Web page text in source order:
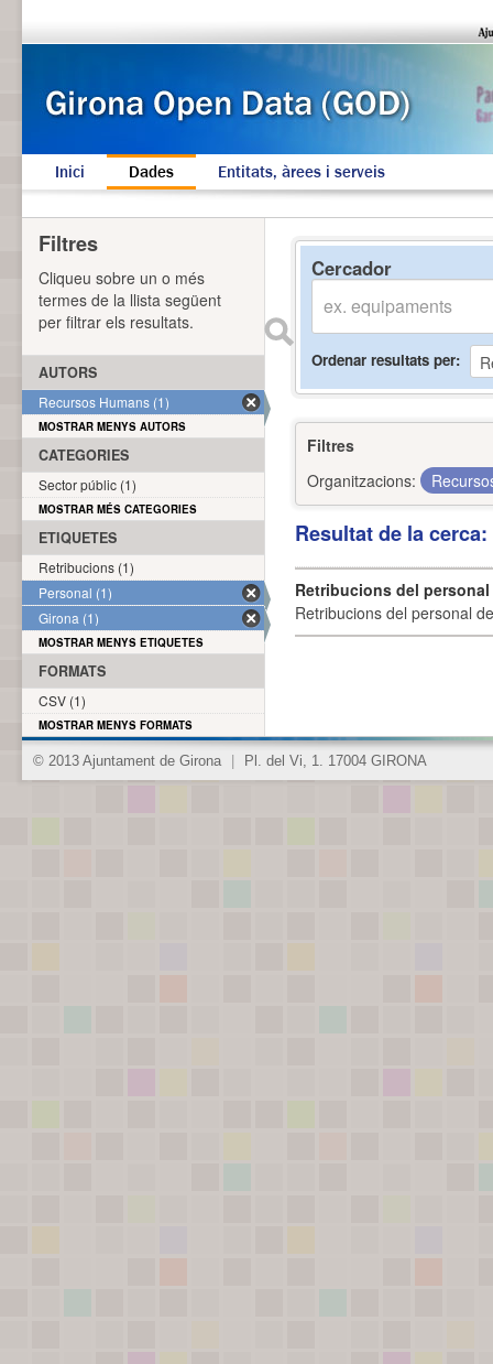
Inici Dades Entitats, àrees i serveis
Cercador
Ordenar resultats per
Filtres
Organitzacions:
Resultat de la
Retribucions del
Retribucions del personal
Filtres
Cliqueu sobre un o més
termes de la llista següent
per filtrar els resultats.
AUTORS
Recursos Humans (1)
MOSTRAR MENYS AUTORS
CATEGORIES
Sector públic (1)
MOSTRAR MÉS CATEGORIES
ETIQUETES
Retribucions (1)
Personal (1)
Girona (1)
MOSTRAR MENYS ETIQUETES
FORMATS
CSV (1)
MOSTRAR MENYS FORMATS
© 2013 Ajuntament de Girona Pl. del Vi, 1. 17004 GIRONA